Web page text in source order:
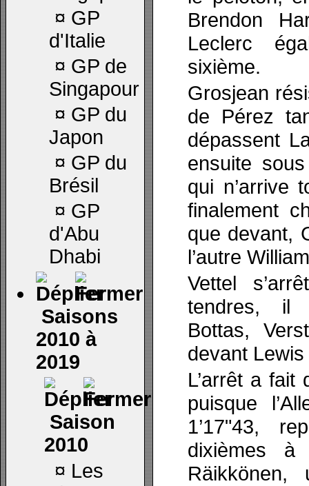
¤ GP
d'Italie
¤ GP de
Singapour
¤ GP du
Japon
¤ GP du
Brésil
¤ GP
d'Abu
Dhabi
Saisons
2010 à
2019
Saison
2010
¤ Les
Brendon
Leclerc
sixième.
Grosjean
de Pérez
dépassent
ensuite
qui n’arrive
finalement
que devant,
l’autre
Vettel
tendres, il
Bottas,
devant
L’arrêt a
puisque
1’17"43,
dixièmes à